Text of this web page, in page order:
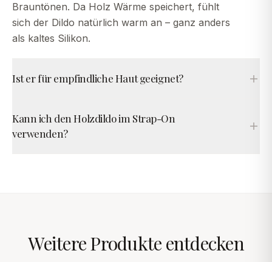
Brauntönen. Da Holz Wärme speichert, fühlt
sich der Dildo natürlich warm an – ganz anders
als kaltes Silikon.
Ist er für empfindliche Haut geeignet?
Kann ich den Holzdildo im Strap-On
verwenden?
Weitere Produkte entdecken